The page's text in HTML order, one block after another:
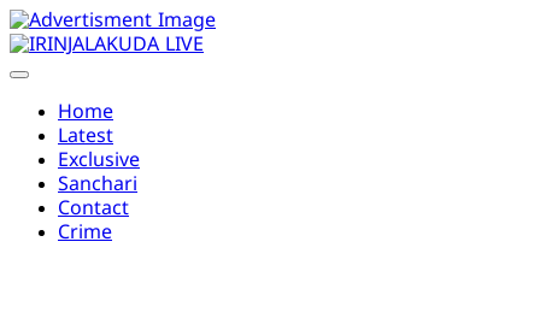
Skip
to
content
Home
Latest
Exclusive
Sanchari
Contact
Crime